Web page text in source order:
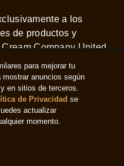
a los
de productos y
Company United
a consumidores
English
para mejorar tu
anuncios según
en sitios de terceros.
de Privacidad se
actualizar
momento.